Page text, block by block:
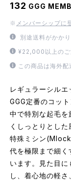
132 GGG
※ メンバーシップに
別途送料がかかり
¥22,000以上のご
この商品は海外配
レギュラーシルエ
GGG定番のコッ
中で特別な起毛
くしっとりとした
特殊ミシン
代を極限まで細
います。見た目
し、着心地の軽さ